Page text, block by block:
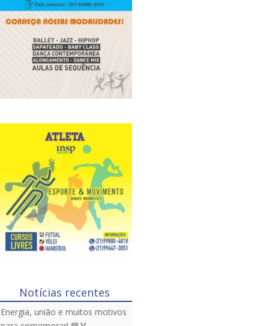
Notícias recentes
Energia, união e muitos motivos